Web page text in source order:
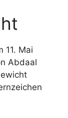
11. Mai
Abdaal